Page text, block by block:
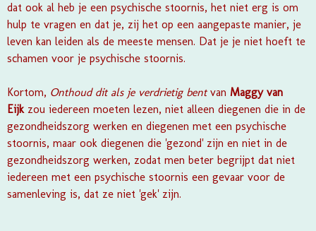
dat ook al heb je een psychische stoornis, het niet erg is om
hulp te vragen en dat je, zij het op een aangepaste manier, je
leven kan leiden als de meeste mensen. Dat je je niet hoeft te
schamen voor je psychische stoornis.
Kortom, Onthoud dit als je verdrietig bentvan Maggy van
Eijkzou iedereen moeten lezen, niet alleen diegenen die in de
gezondheidszorg werken en diegenen met een psychische
stoornis, maar ook diegenen die 'gezond' zijn en niet in de
gezondheidszorg werken, zodat men beter begrijpt dat niet
iedereen met een psychische stoornis een gevaar voor de
samenleving is, dat ze niet 'gek' zijn.